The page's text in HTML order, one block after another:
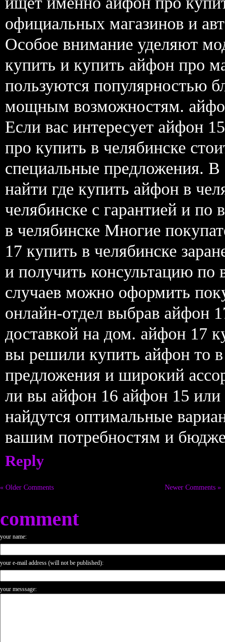
официальных магазинов и
Особое внимание уделяют
купить и купить айфон про
пользуются популярностью
мощным возможностям.
Если вас интересует айфон
про купить в челябинске
специальные предложения.
найти где купить айфон в
челябинске с гарантией и
в челябинске Многие
17 купить в челябинске
и получить консультацию
случаев можно оформить
онлайн-отдел выбрав айфон
доставкой на дом. айфон 17
вы решили купить айфон то
предложения и широкий
ли вы айфон 16 айфон 15
найдутся оптимальные
вашим потребностям и
Reply
« Older Comments Newer Comments »
comment
your name:
your e-mail address (will not be published):
your messsage: